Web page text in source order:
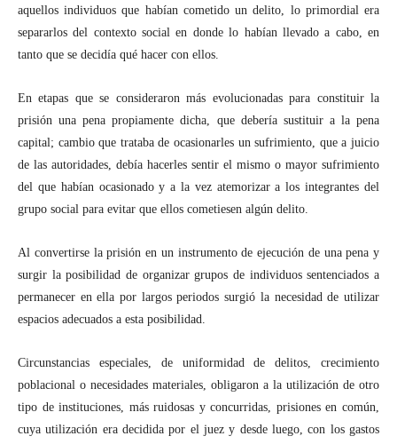
aquellos individuos que habían cometido un delito, lo primordial era
separarlos del contexto social en donde lo habían llevado a cabo, en
tanto que se decidía qué hacer con ellos.
En etapas que se consideraron más evolucionadas para constituir la
prisión una pena propiamente dicha, que debería sustituir a la pena
capital; cambio que trataba de ocasionarles un sufrimiento, que a juicio
de las autoridades, debía hacerles sentir el mismo o mayor sufrimiento
del que habían ocasionado y a la vez atemorizar a los integrantes del
grupo social para evitar que ellos cometiesen algún delito.
Al convertirse la prisión en un instrumento de ejecución de una pena y
surgir la posibilidad de organizar grupos de individuos sentenciados a
permanecer en ella por largos periodos surgió la necesidad de utilizar
espacios adecuados a esta posibilidad.
Circunstancias especiales, de uniformidad de delitos, crecimiento
poblacional o necesidades materiales, obligaron a la utilización de otro
tipo de instituciones, más ruidosas y concurridas, prisiones en común,
cuya utilización era decidida por el juez y desde luego, con los gastos